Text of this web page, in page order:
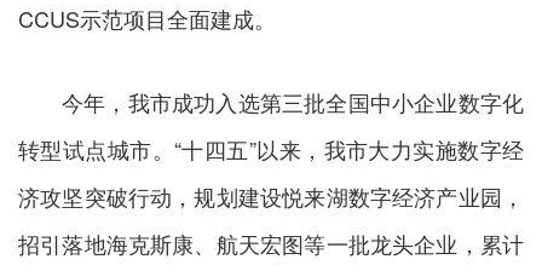
CCUS示范项目全面建成。
今年，我市成功入选第三批全国中小企业数字化
转型试点城市。“十四五”以来，我市大力实施数字经
济攻坚突破行动，规划建设悦来湖数字经济产业园，
招引落地海克斯康、航天宏图等一批龙头企业，累计